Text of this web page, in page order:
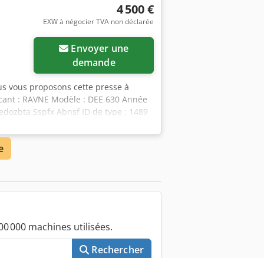
4 500 €
EXW à négocier TVA non déclarée
demande
vous proposons cette presse à
: RAVNE Modèle : DEE 630 Année
Sspfx Abnsf ID de type : 1489
vous souhaitez obtenir de plus
nous contacter par téléphone.
000 machines utilisées.
Rechercher